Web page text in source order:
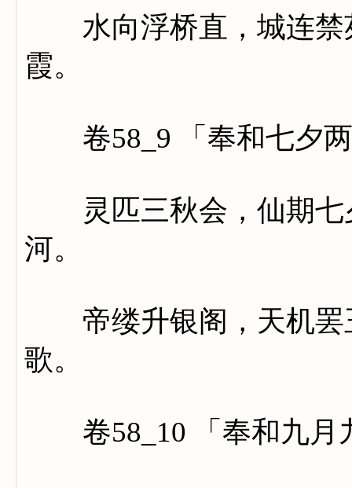
水向浮桥直，城连禁
霞。
卷58_9 「奉和七夕两
灵匹三秋会，仙期七
河。
帝缕升银阁，天机罢
歌。
卷58_10 「奉和九月